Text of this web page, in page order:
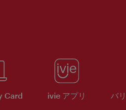
Card ivie アプリ
バ